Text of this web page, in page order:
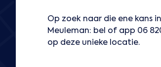
Op zoek naar die ene kans
Meuleman: bel of app 06
op deze unieke locatie.